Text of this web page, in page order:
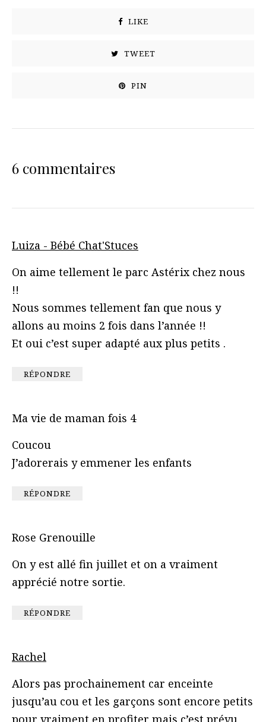
LIKE
TWEET
PIN
6 commentaires
Luiza - Bébé Chat'Stuces
On aime tellement le parc Astérix chez nous
!!
Nous sommes tellement fan que nous y
allons au moins 2 fois dans l’année !!
Et oui c’est super adapté aux plus petits .
RÉPONDRE
Ma vie de maman fois 4
Coucou
J’adorerais y emmener les enfants
RÉPONDRE
Rose Grenouille
On y est allé fin juillet et on a vraiment
apprécié notre sortie.
RÉPONDRE
Rachel
Alors pas prochainement car enceinte
jusqu’au cou et les garçons sont encore petits
pour vraiment en profiter mais c’est prévu